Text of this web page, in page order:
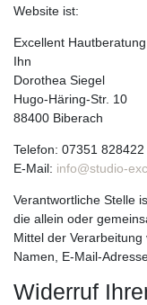
Website ist:
Excellent
Ihn
Dorothea Siegel
Hugo-Häring-Str. 10
88400 Biberach
Telefon: 07351 828422
E-Mail: info@studio-
Verantwortliche Stelle
die allein oder
Mittel der
Namen, E-Mail-
Widerruf